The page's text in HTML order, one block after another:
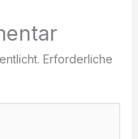
Erforderliche